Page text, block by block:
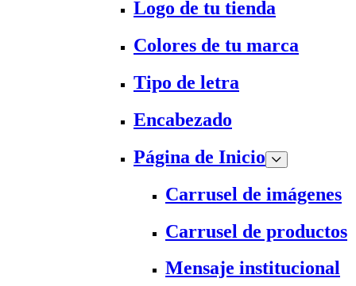
Logo de tu tienda
Colores de tu marca
Tipo de letra
Encabezado
Página de Inicio
Carrusel de imágenes
Carrusel de productos
Mensaje institucional